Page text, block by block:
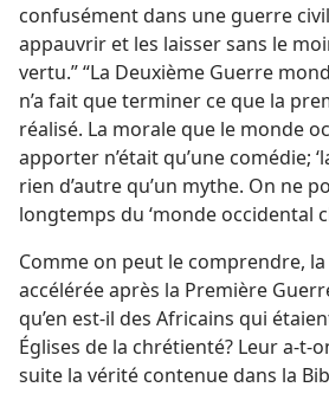
confusément dans une guerre
appauvrir et les laisser sans le
vertu.” “La Deuxième Guerre
n’a fait que terminer ce que la
réalisé. La morale que le monde
apporter n’était qu’une comédie;
rien d’autre qu’un mythe. On ne
longtemps du ‘monde occidental
Comme on peut le comprendre,
accélérée après la Première
qu’en est-​il des Africains qui
Églises de la chrétienté? Leur a-​t-​
suite la vérité contenue dans la